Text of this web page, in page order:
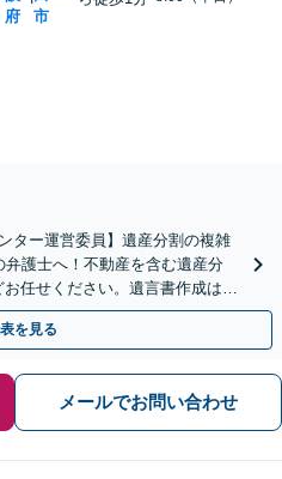
府
市
ター運営委員】遺産分割の複雑
護士へ！不動産を含む遺産分
任せください。遺言書作成は自
士とも連携】
を見る
メールでお問い合わせ